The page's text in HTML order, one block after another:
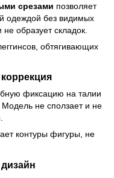
срезами позволяет
одеждой без видимых
образует складок.
обтягивающих
фиксацию на талии
Модель не сползает и не
контуры фигуры, не